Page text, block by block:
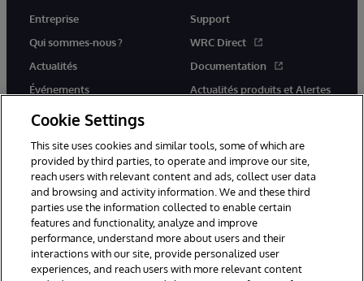
Entreprise
Qui sommes-nous ?
Actualités
Événements
Rejoignez-nous
Support
WRC Direct
Documentation
Actualités produits et Alertes
© 1996-2026 InterSystems Corporation, Cambridge, MA. Tous droits
réservés.
Mentions légales
Déclaration de confidentialité d'InterSystems Corporation
Cookie Settings
This site uses cookies and similar tools, some of which are
provided by third parties, to operate and improve our site,
reach users with relevant content and ads, collect user data
and browsing and activity information. We and these third
parties use the information collected to enable certain
features and functionality, analyze and improve
performance, understand more about users and their
interactions with our site, provide personalized user
experiences, and reach users with more relevant content